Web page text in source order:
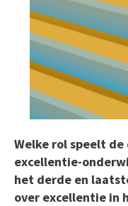
Welke rol speelt
excellentie-
het derde en
over excellentie in